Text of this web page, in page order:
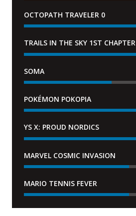
OCTOPATH TRAVELER 0
TRAILS IN THE SKY 1ST CHAPTER
SOMA
POKÉMON POKOPIA
YS X: PROUD NORDICS
MARVEL COSMIC INVASION
MARIO TENNIS FEVER